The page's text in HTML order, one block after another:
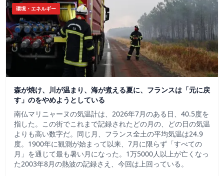
環境・エネルギー
森が焼け、川が温まり、海が煮える夏に、フランスは「元に戻
す」のをやめようとしている
南仏マリニャーヌの気温計は、2026年7月のある日、40.5度を
指した。この街でこれまで記録されたどの月の、どの日の気温
よりも高い数字だ。同じ月、フランス全土の平均気温は24.9
度。1900年に観測が始まって以来、7月に限らず「すべての
月」を通じて最も暑い月になった。1万5000人以上が亡くなっ
た2003年8月の熱波の記録さえ、今回は上回っている。